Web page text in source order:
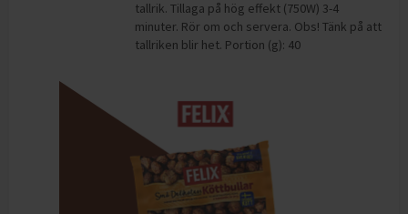
tallrik. Tillaga på hög effekt (750W) 3-4
minuter. Rör om och servera. Obs! Tänk på att
tallriken blir het. Portion (g): 40